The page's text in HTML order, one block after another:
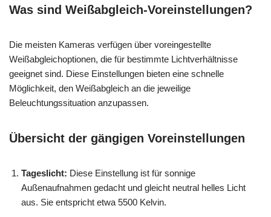
Was sind Weißabgleich-Voreinstellungen?
Die meisten Kameras verfügen über voreingestellte
Weißabgleichoptionen, die für bestimmte Lichtverhältnisse
geeignet sind. Diese Einstellungen bieten eine schnelle
Möglichkeit, den Weißabgleich an die jeweilige
Beleuchtungssituation anzupassen.
Übersicht der gängigen Voreinstellungen
Tageslicht: Diese Einstellung ist für sonnige
Außenaufnahmen gedacht und gleicht neutral helles Licht
aus. Sie entspricht etwa 5500 Kelvin.